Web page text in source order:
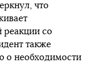
что
реакции со
также
о необходимости